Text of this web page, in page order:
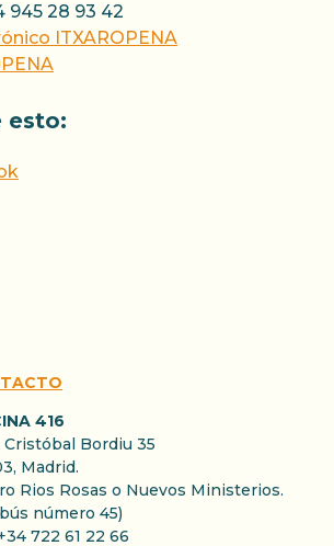
945 28 93 42
ITXAROPENA
esto:
416
Cristóbal Bordiu 35
Madrid.
Rios Rosas o Nuevos Ministerios.
número 45)
722 61 22 66